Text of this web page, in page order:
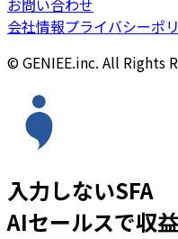
お問い合わせ
会社情報プライバシーポ
© GENIEE.inc. All Rights
入力しないSFA
AIセールスで収